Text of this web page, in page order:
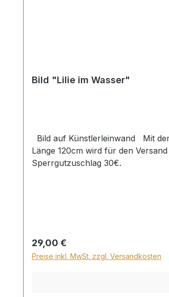
Bild "Lilie im Wasser"
Bild auf Künstlerleinwand Mit dem Bibelvers: Selig sind, die reinen Herzens sind. Matth. 5,8 Beim Versand von Bildern ab dem Format Breite 60 und/oder
Länge 120cm wird für den
Sperrgutzuschlag 30€.
Regulärer Preis:
29,00 €
Preise inkl. MwSt. zzgl. Versandkosten